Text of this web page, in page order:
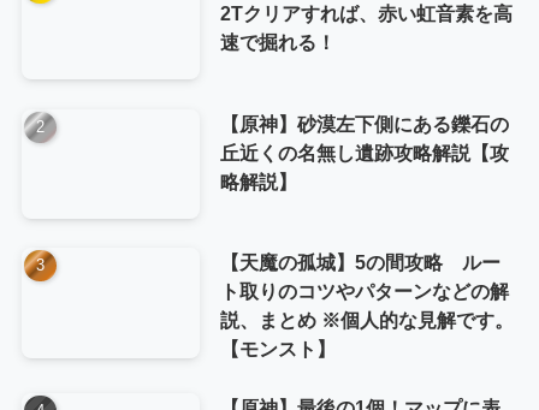
2Tクリアすれば、赤い虹音素を高
速で掘れる！
【原神】砂漠左下側にある鑠石の
丘近くの名無し遺跡攻略解説【攻
略解説】
【天魔の孤城】5の間攻略 ルー
ト取りのコツやパターンなどの解
説、まとめ ※個人的な見解です。
【モンスト】